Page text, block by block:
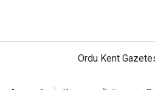
Ordu Kent